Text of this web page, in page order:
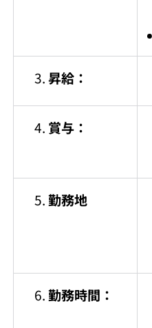
昇給：
賞与：
勤務地
勤務時間：